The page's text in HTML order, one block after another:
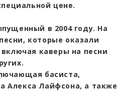
цене.
в 2004 году. На
которые оказали
каверы на песни
басиста,
Алекса Лайфсона, а также